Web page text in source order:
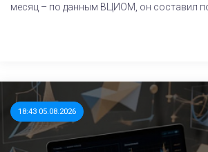
месяц – по данным ВЦИОМ, он составил
18:43 05.08.2026